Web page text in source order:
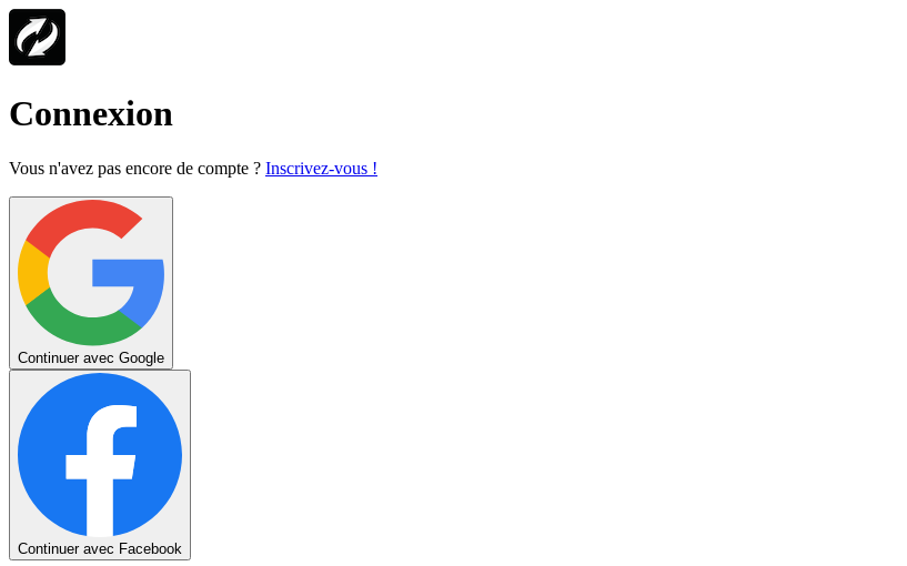
Connexion
Vous n'avez pas encore de compte ? Inscrivez-vous !
Continuer avec Google
Continuer avec Facebook